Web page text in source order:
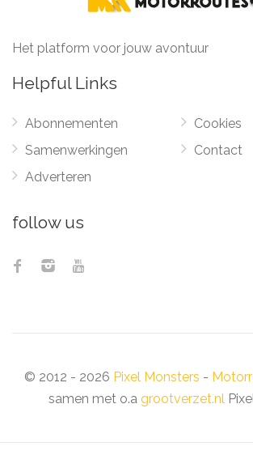
Het platform voor jouw avontuur
Helpful Links
Abonnementen
Samenwerkingen
Adverteren
Cookies
Contact
follow us
© 2012 - 2026 Pixel Monsters -
samen met o.a grootverzet.nl